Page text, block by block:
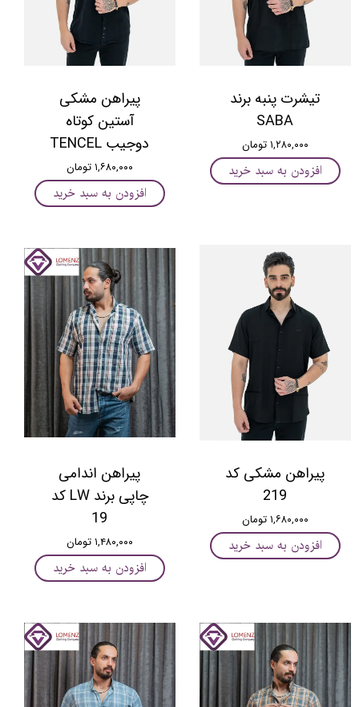
تیشرت پنبه برند
SABA
۱,۲۸۰,۰۰۰ تومان
افزودن به سبد خرید
پیراهن مشکی
آستین کوتاه
دوجیب TENCEL
۱,۶۸۰,۰۰۰ تومان
افزودن به سبد خرید
پیراهن مشکی کد
219
۱,۶۸۰,۰۰۰ تومان
افزودن به سبد خرید
پیراهن اندامی
چاپی برند LW کد
19
۱,۴۸۰,۰۰۰ تومان
افزودن به سبد خرید